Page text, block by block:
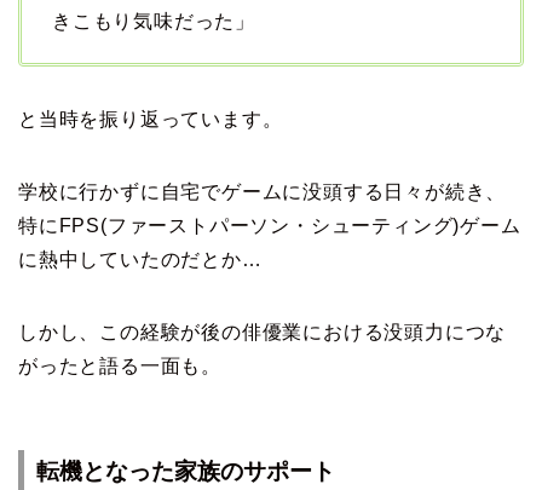
きこもり気味だった」
と当時を振り返っています。
学校に行かずに自宅でゲームに没頭する日々が続き、
特にFPS(ファーストパーソン・シューティング)ゲーム
に熱中していたのだとか…
しかし、この経験が後の俳優業における没頭力につな
がったと語る一面も。
転機となった家族のサポート